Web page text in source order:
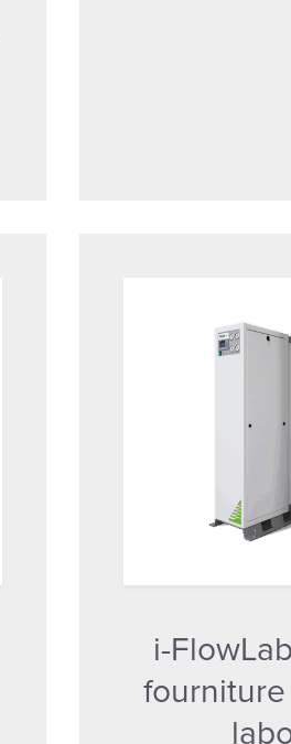
i-
fourniture